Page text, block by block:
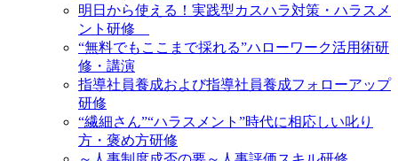
明日から使える！実践型カスハラ対策・ハラスメ
ント研修
“無料でもここまで採れる”ハローワーク活用術研
修・講演
指導社員養成および指導社員養成フォローアップ
研修
“繊細さん”“ハラスメント”時代に相応しい叱り
方・褒め方研修